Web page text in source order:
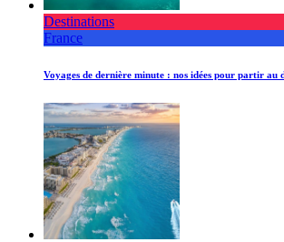
Destinations
France
Voyages de dernière minute : nos idées pour partir au